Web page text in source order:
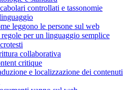
controllati e tassonomie
leggono le persone sul web
per un linguaggio semplice
collaborativa
critique
e localizzazione dei contenuti